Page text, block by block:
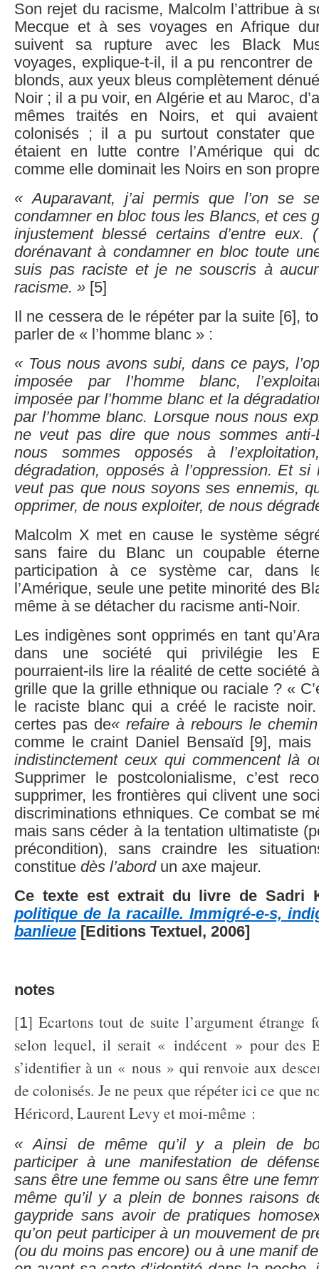
Son rejet du racisme, Malcolm l’attribue à
Mecque et à ses voyages en Afrique
suivent sa rupture avec les Black
voyages, explique-t-il, il a pu rencontrer de
blonds, aux yeux bleus complètement
Noir ; il a pu voir, en Algérie et au Maroc,
mêmes traités en Noirs, et qui
colonisés ; il a pu surtout constater que
étaient en lutte contre l’Amérique qui
comme elle dominait les Noirs en son
« Auparavant, j’ai permis que l’on se
condamner en bloc tous les Blancs, et ces
injustement blessé certains d’entre
dorénavant à condamner en bloc toute
suis pas raciste et je ne souscris à
racisme. » [5]
Il ne cessera de le répéter par la suite [6],
parler de « l’homme blanc » :
« Tous nous avons subi, dans ce pays,
imposée par l’homme blanc,
imposée par l’homme blanc et la
par l’homme blanc. Lorsque nous nous
ne veut pas dire que nous sommes
nous sommes opposés à
dégradation, opposés à l’oppression. Et si
veut pas que nous soyons ses ennemis,
opprimer, de nous exploiter, de nous
Malcolm X met en cause le système
sans faire du Blanc un coupable
participation à ce système car, dans
l’Amérique, seule une petite minorité des
même à se détacher du racisme anti-Noir.
Les indigènes sont opprimés en tant
dans une société qui privilégie les
pourraient-ils lire la réalité de cette société
grille que la grille ethnique ou raciale ? «
le raciste blanc qui a créé le raciste
certes pas de« refaire à rebours le
comme le craint Daniel Bensaïd [9],
indistinctement ceux qui commencent là
Supprimer le postcolonialisme, c’est
supprimer, les frontières qui clivent une
discriminations ethniques. Ce combat se
mais sans céder à la tentation ultimatiste
précondition), sans craindre les
constitue dès l’abord un axe majeur.
Ce texte est extrait du livre de Sadri
politique de la racaille. Immigré-e-s,
banlieue [Editions Textuel, 2006]
notes
[1] Ecartons tout de suite l’argument étrange
selon lequel, il serait « indécent » pour des
s’identifier à un « nous » qui renvoie aux
de colonisés. Je ne peux que répéter ici ce que
Héricord, Laurent Levy et moi-même :
« Ainsi de même qu’il y a plein de
participer à une manifestation de
sans être une femme ou sans être une
même qu’il y a plein de bonnes raisons
gaypride sans avoir de pratiques
qu’on peut participer à un mouvement de
(ou du moins pas encore) ou à une manif